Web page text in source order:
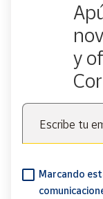
y
Escribe tu
Marcando